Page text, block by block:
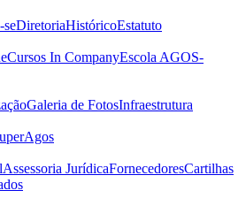
seDiretoriaHistóricoEstatuto
Cursos In CompanyEscola AGOS-
Galeria de FotosInfraestrutura
Assessoria JurídicaFornecedoresCartilhas